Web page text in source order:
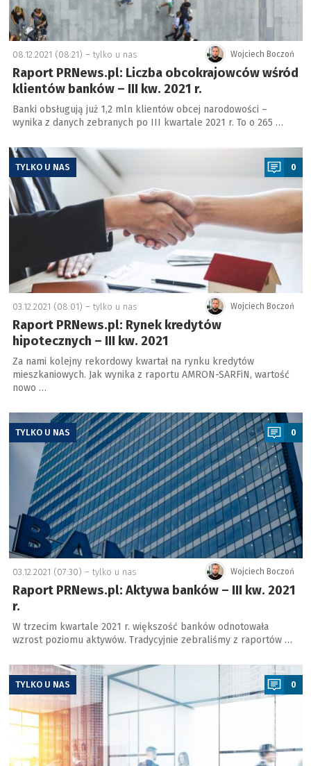
Wojciech Boczoń
08.12.2021 (08:21) – tylko u nas
Raport PRNews.pl: Liczba obcokrajowców wśród
klientów banków – III kw. 2021 r.
Banki obsługują już 1,2 mln klientów obcej narodowości –
wynika z danych zebranych po III kwartale 2021 r. To o 265 …
a
TYLKO U NAS 0
Wojciech Boczoń
03.12.2021 (08:01) – tylko u nas
Raport PRNews.pl: Rynek kredytów
hipotecznych – III kw. 2021
Za nami kolejny rekordowy kwartał na rynku kredytów
mieszkaniowych. Jak wynika z raportu AMRON-SARFiN, wartość
nowo …
a
TYLKO U NAS 0
Wojciech Boczoń
03.12.2021 (07:30) – tylko u nas
Raport PRNews.pl: Aktywa banków – III kw. 2021
r.
W trzecim kwartale 2021 r. większość banków odnotowała
wzrost poziomu aktywów. Tradycyjnie zebraliśmy z raportów …
a
TYLKO U NAS 0